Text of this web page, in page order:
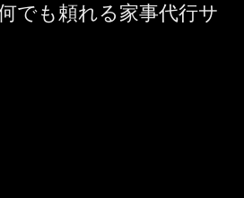
でも頼れる家事代行サ